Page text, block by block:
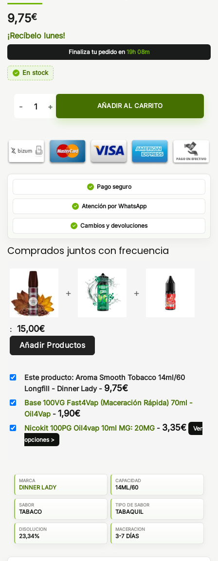
9,75€
¡Recíbelo lunes!
Finaliza tu pedido en 19h 08m
En stock
Aroma Smooth Tobacco 14ml/60 Longfill - Dinner Lady
AÑADIR AL CARRITO
Pago seguro
Atención por WhatsApp
Cambios y devoluciones
Comprados juntos con frecuencia
+ +
: 15,00€
Añadir Productos
Este producto: Aroma Smooth Tobacco 14ml/60
Longfill - Dinner Lady - 9,75€
Base 100VG Fast4Vap (Maceración Rápida) 70ml -
Oil4Vap - 1,90€
Nicokit 100PG Oil4vap 10ml MG: 20MG - 3,35€
Ver
opciones >
MARCA
DINNER LADY
CAPACIDAD
14ML/60
SABOR
TABACO
TIPO DE SABOR
TABAQUIL
DISOLUCION
23,34%
MACERACION
3-7 DÍAS